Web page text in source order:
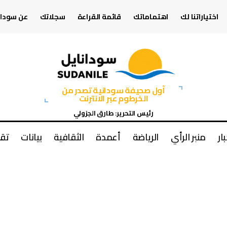
اختياراتنا لك اهتماماتك قائمة القراءة سجلاتك عن
أول صحيفة سودانية تصدر من
الخرطوم عبر الانترنت
رئيس التحرير: طارق الجزولي
منبر الرأي الرياضة أعمدة الثقافية بيانات